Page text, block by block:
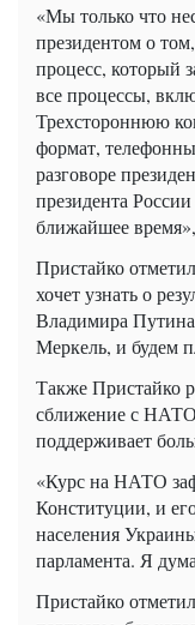
«Мы только что
президентом о
процесс, который
все процессы,
Трехстороннюю
формат,
разговоре
президента
ближайшее
Пристайко
хочет узнать о
Владимира
Меркель, и будем
Также Пристайко
сближение с НАТО
поддерживает
«Курс на НАТО
Конституции, и
населения
парламента. Я
Пристайко